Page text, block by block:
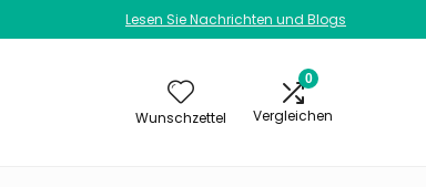
Lesen Sie Nachrichten und Blogs
Wunschzettel
0
Vergleichen